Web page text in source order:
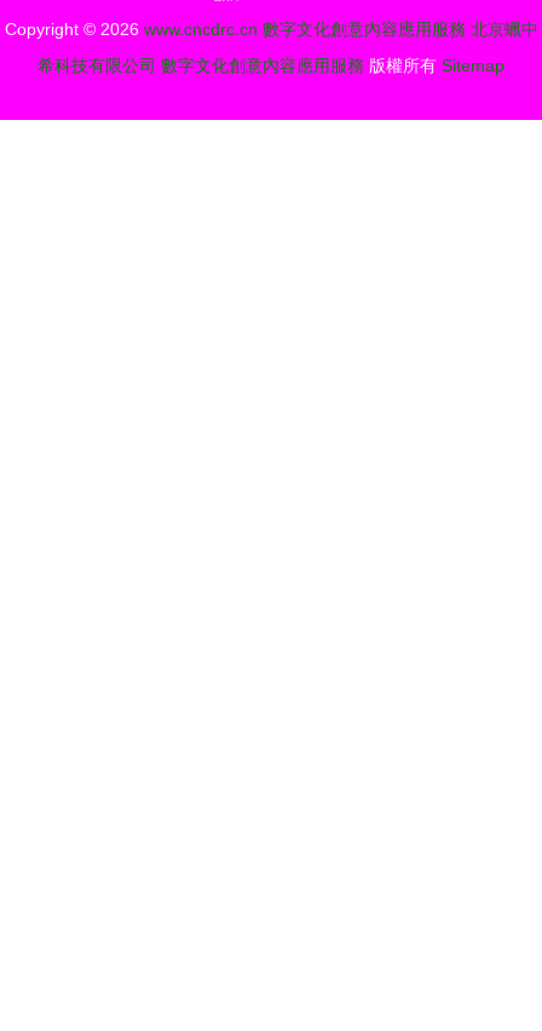
Copyright © 2026 www.cncdrc.cn 數字文化創意內容應用服務 北京蠟中
希科技有限公司 數字文化創意內容應用服務 版權所有 Sitemap